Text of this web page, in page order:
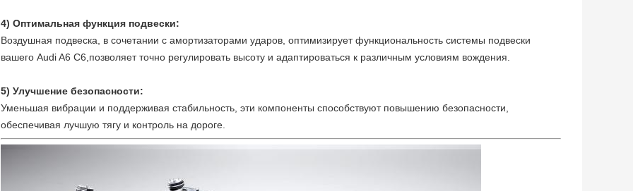
4) Оптимальная функция подвески:
Воздушная подвеска, в сочетании с амортизаторами ударов, оптимизирует функциональность системы подвески
вашего Audi A6 C6,позволяет точно регулировать высоту и адаптироваться к различным условиям вождения.
5) Улучшение безопасности:
Уменьшая вибрации и поддерживая стабильность, эти компоненты способствуют повышению безопасности,
обеспечивая лучшую тягу и контроль на дороге.